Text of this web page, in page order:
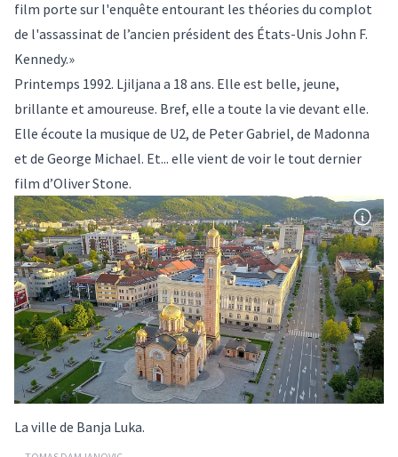
film porte sur l'enquête entourant les théories du complot
de l'assassinat de l’ancien président des États-Unis John F.
Kennedy.»
Printemps 1992. Ljiljana a 18 ans. Elle est belle, jeune,
brillante et amoureuse. Bref, elle a toute la vie devant elle.
Elle écoute la musique de U2, de Peter Gabriel, de Madonna
et de George Michael. Et... elle vient de voir le tout dernier
film d’Oliver Stone.
La ville de Banja Luka.